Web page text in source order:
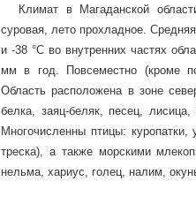
Климат в Магаданской
суровая, лето прохладное.
и -38 °С во внутренних частях
мм в год. Повсеместно (кроме
Область расположена в зоне
белка, заяц-беляк, песец,
Многочисленны птицы:
треска), а также морскими
нельма, хариус, голец, налим,